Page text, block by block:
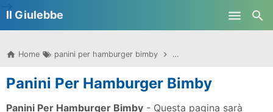
Il Giulebbe
Home panini per hamburger bimby panini per hamburger
Panini Per Hamburger Bimby
Panini Per Hamburger Bimby - Questa pagina sarà